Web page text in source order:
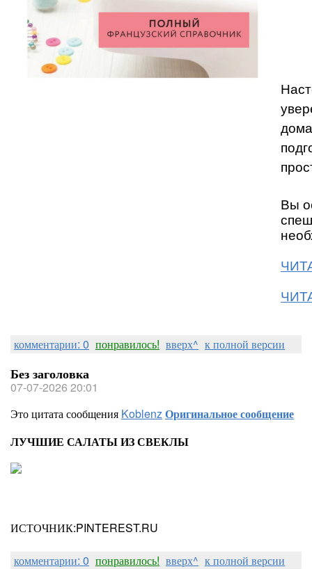
Вы
комментарии: 0 понравилось! вверх^ к полной версии
Без заголовка
07-07-2026 20:01
Это цитата сообщения KoblenzОригинальное сообщение
ЛУЧШИЕ САЛАТЫ ИЗ СВЕКЛЫ
ИСТОЧНИК:PINTEREST.RU
комментарии: 0 понравилось! вверх^ к полной версии